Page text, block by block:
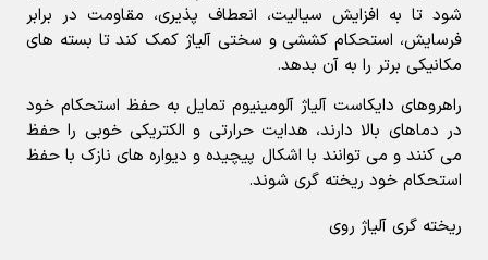
شود تا به افزایش سیالیت، انعطاف پذیری، مقاومت در برابر
فرسایش، استحکام کششی و سختی آلیاژ کمک کند تا بسته های
مکانیکی برتر را به آن بدهد.
راهروهای دایکاست آلیاژ آلومینیوم تمایل به حفظ استحکام خود
در دماهای بالا دارند، هدایت حرارتی و الکتریکی خوبی را حفظ
می کنند و می توانند با اشکال پیچیده و دیواره های نازک با حفظ
استحکام خود ریخته گری شوند.
ریخته گری آلیاژ روی